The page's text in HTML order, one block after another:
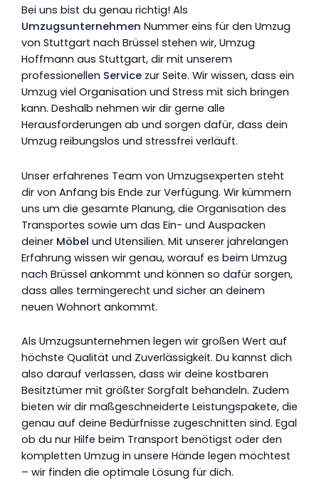
Bei uns bist du genau richtig! Als
Umzugsunternehmen Nummer eins für den Umzug
von Stuttgart nach Brüssel stehen wir, Umzug
Hoffmann aus Stuttgart, dir mit unserem
professionellen Service zur Seite. Wir wissen, dass ein
Umzug viel Organisation und Stress mit sich bringen
kann. Deshalb nehmen wir dir gerne alle
Herausforderungen ab und sorgen dafür, dass dein
Umzug reibungslos und stressfrei verläuft.
Unser erfahrenes Team von Umzugsexperten steht
dir von Anfang bis Ende zur Verfügung. Wir kümmern
uns um die gesamte Planung, die Organisation des
Transportes sowie um das Ein- und Auspacken
deiner Möbel und Utensilien. Mit unserer jahrelangen
Erfahrung wissen wir genau, worauf es beim Umzug
nach Brüssel ankommt und können so dafür sorgen,
dass alles termingerecht und sicher an deinem
neuen Wohnort ankommt.
Als Umzugsunternehmen legen wir großen Wert auf
höchste Qualität und Zuverlässigkeit. Du kannst dich
also darauf verlassen, dass wir deine kostbaren
Besitztümer mit größter Sorgfalt behandeln. Zudem
bieten wir dir maßgeschneiderte Leistungspakete, die
genau auf deine Bedürfnisse zugeschnitten sind. Egal
ob du nur Hilfe beim Transport benötigst oder den
kompletten Umzug in unsere Hände legen möchtest
– wir finden die optimale Lösung für dich.